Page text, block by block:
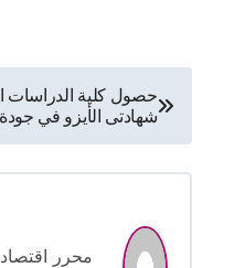
تصفّح
المقالات
حصول كلية الدراسات
شهادتى الأيزو في